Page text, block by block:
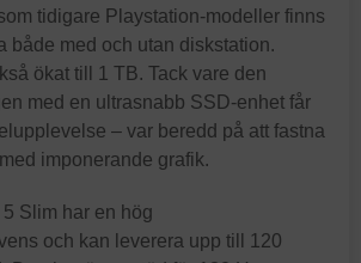
tidigare Playstation-modeller finns
både med och utan diskstation.
ökat till 1 TB. Tack vare den
med en ultrasnabb SSD-enhet får
– var beredd på att fastna
imponerande grafik.
Slim har en hög
och kan leverera upp till 120